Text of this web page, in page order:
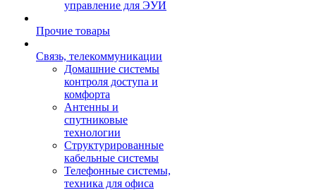
управление для ЭУИ
Прочие товары
Связь, телекоммуникации
Домашние системы
контроля доступа и
комфорта
Антенны и
спутниковые
технологии
Структурированные
кабельные системы
Телефонные системы,
техника для офиса